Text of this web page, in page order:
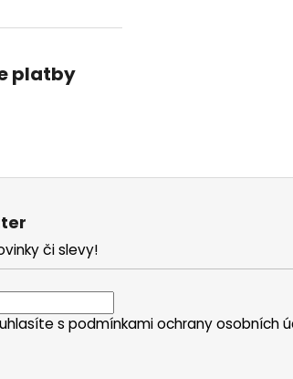
platby
či slevy!
s podmínkami ochrany osobních